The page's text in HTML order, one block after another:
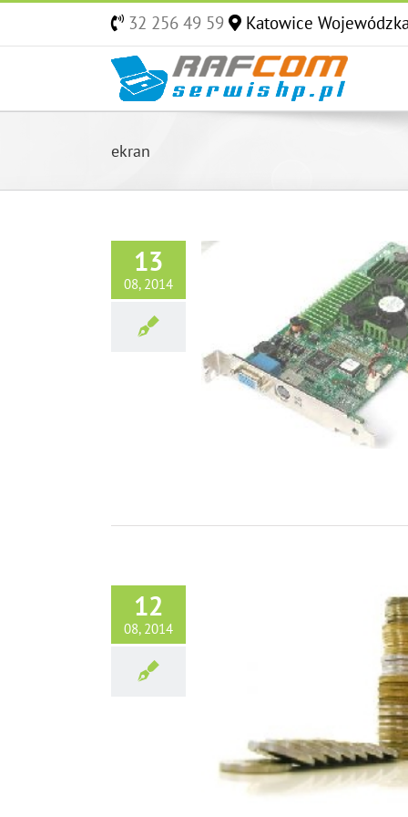
Skip
content
32 256 49 59 Katowice
ekran
13
08, 2014
12
08, 2014